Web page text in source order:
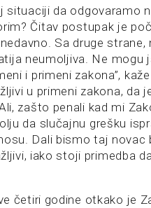
situaciji da odgovaramo
Čitav postupak je
Sa druge
neumoljiva. Ne
i primeni zakona”,
u primeni zakona, da
zašto penali kad mi
da slučajnu grešku
Dali bismo taj novac
iako stoji primedba
četiri godine otkako je